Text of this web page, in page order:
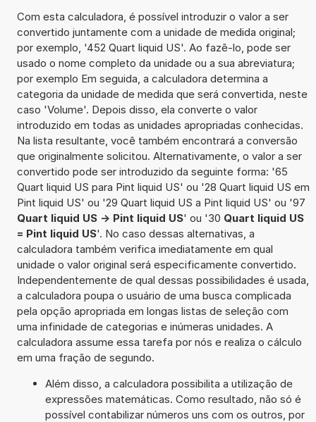
Com esta calculadora, é possível introduzir o valor a ser
convertido juntamente com a unidade de medida original;
por exemplo, '452 Quart liquid US'. Ao fazê-lo, pode ser
usado o nome completo da unidade ou a sua abreviatura;
por exemplo Em seguida, a calculadora determina a
categoria da unidade de medida que será convertida, neste
caso 'Volume'. Depois disso, ela converte o valor
introduzido em todas as unidades apropriadas conhecidas.
Na lista resultante, você também encontrará a conversão
que originalmente solicitou. Alternativamente, o valor a ser
convertido pode ser introduzido da seguinte forma: '65
Quart liquid US para Pint liquid US' ou '28 Quart liquid US em
Pint liquid US' ou '29 Quart liquid US a Pint liquid US' ou '97
Quart liquid US -> Pint liquid US' ou '30 Quart liquid US
= Pint liquid US'. No caso dessas alternativas, a
calculadora também verifica imediatamente em qual
unidade o valor original será especificamente convertido.
Independentemente de qual dessas possibilidades é usada,
a calculadora poupa o usuário de uma busca complicada
pela opção apropriada em longas listas de seleção com
uma infinidade de categorias e inúmeras unidades. A
calculadora assume essa tarefa por nós e realiza o cálculo
em uma fração de segundo.
Além disso, a calculadora possibilita a utilização de
expressões matemáticas. Como resultado, não só é
possível contabilizar números uns com os outros, por